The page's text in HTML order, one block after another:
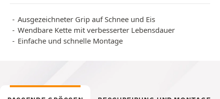
Ausgezeichneter Grip auf Schnee und Eis
Wendbare Kette mit verbesserter Lebensdauer
Einfache und schnelle Montage